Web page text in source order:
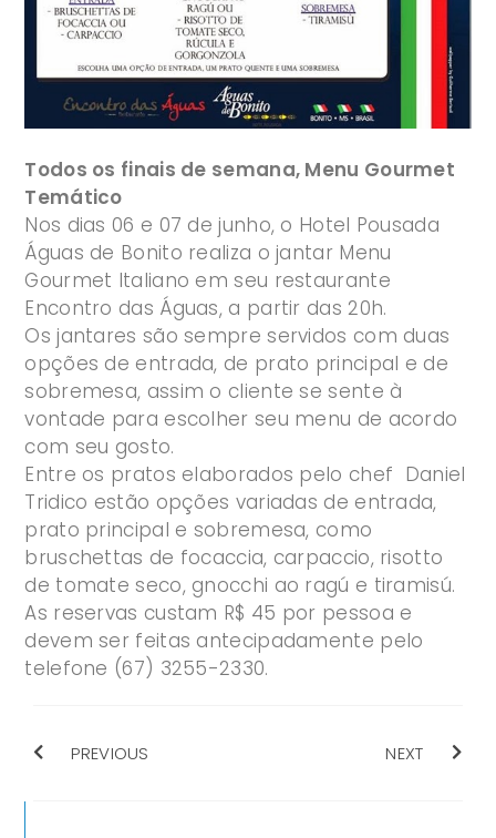
Todos os finais de semana, Menu Gourmet
Temático
Nos dias 06 e 07 de junho, o Hotel Pousada
Águas de Bonito realiza o jantar Menu
Gourmet Italiano em seu restaurante
Encontro das Águas, a partir das 20h.
Os jantares são sempre servidos com duas
opções de entrada, de prato principal e de
sobremesa, assim o cliente se sente à
vontade para escolher seu menu de acordo
com seu gosto.
Entre os pratos elaborados pelo chef Daniel
Tridico estão opções variadas de entrada,
prato principal e sobremesa, como
bruschettas de focaccia, carpaccio, risotto
de tomate seco, gnocchi ao ragú e tiramisú.
As reservas custam R$ 45 por pessoa e
devem ser feitas antecipadamente pelo
telefone (67) 3255-2330.
PREVIOUS NEXT